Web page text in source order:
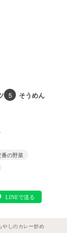
5 そうめん
番の野菜
やしのカレー炒め